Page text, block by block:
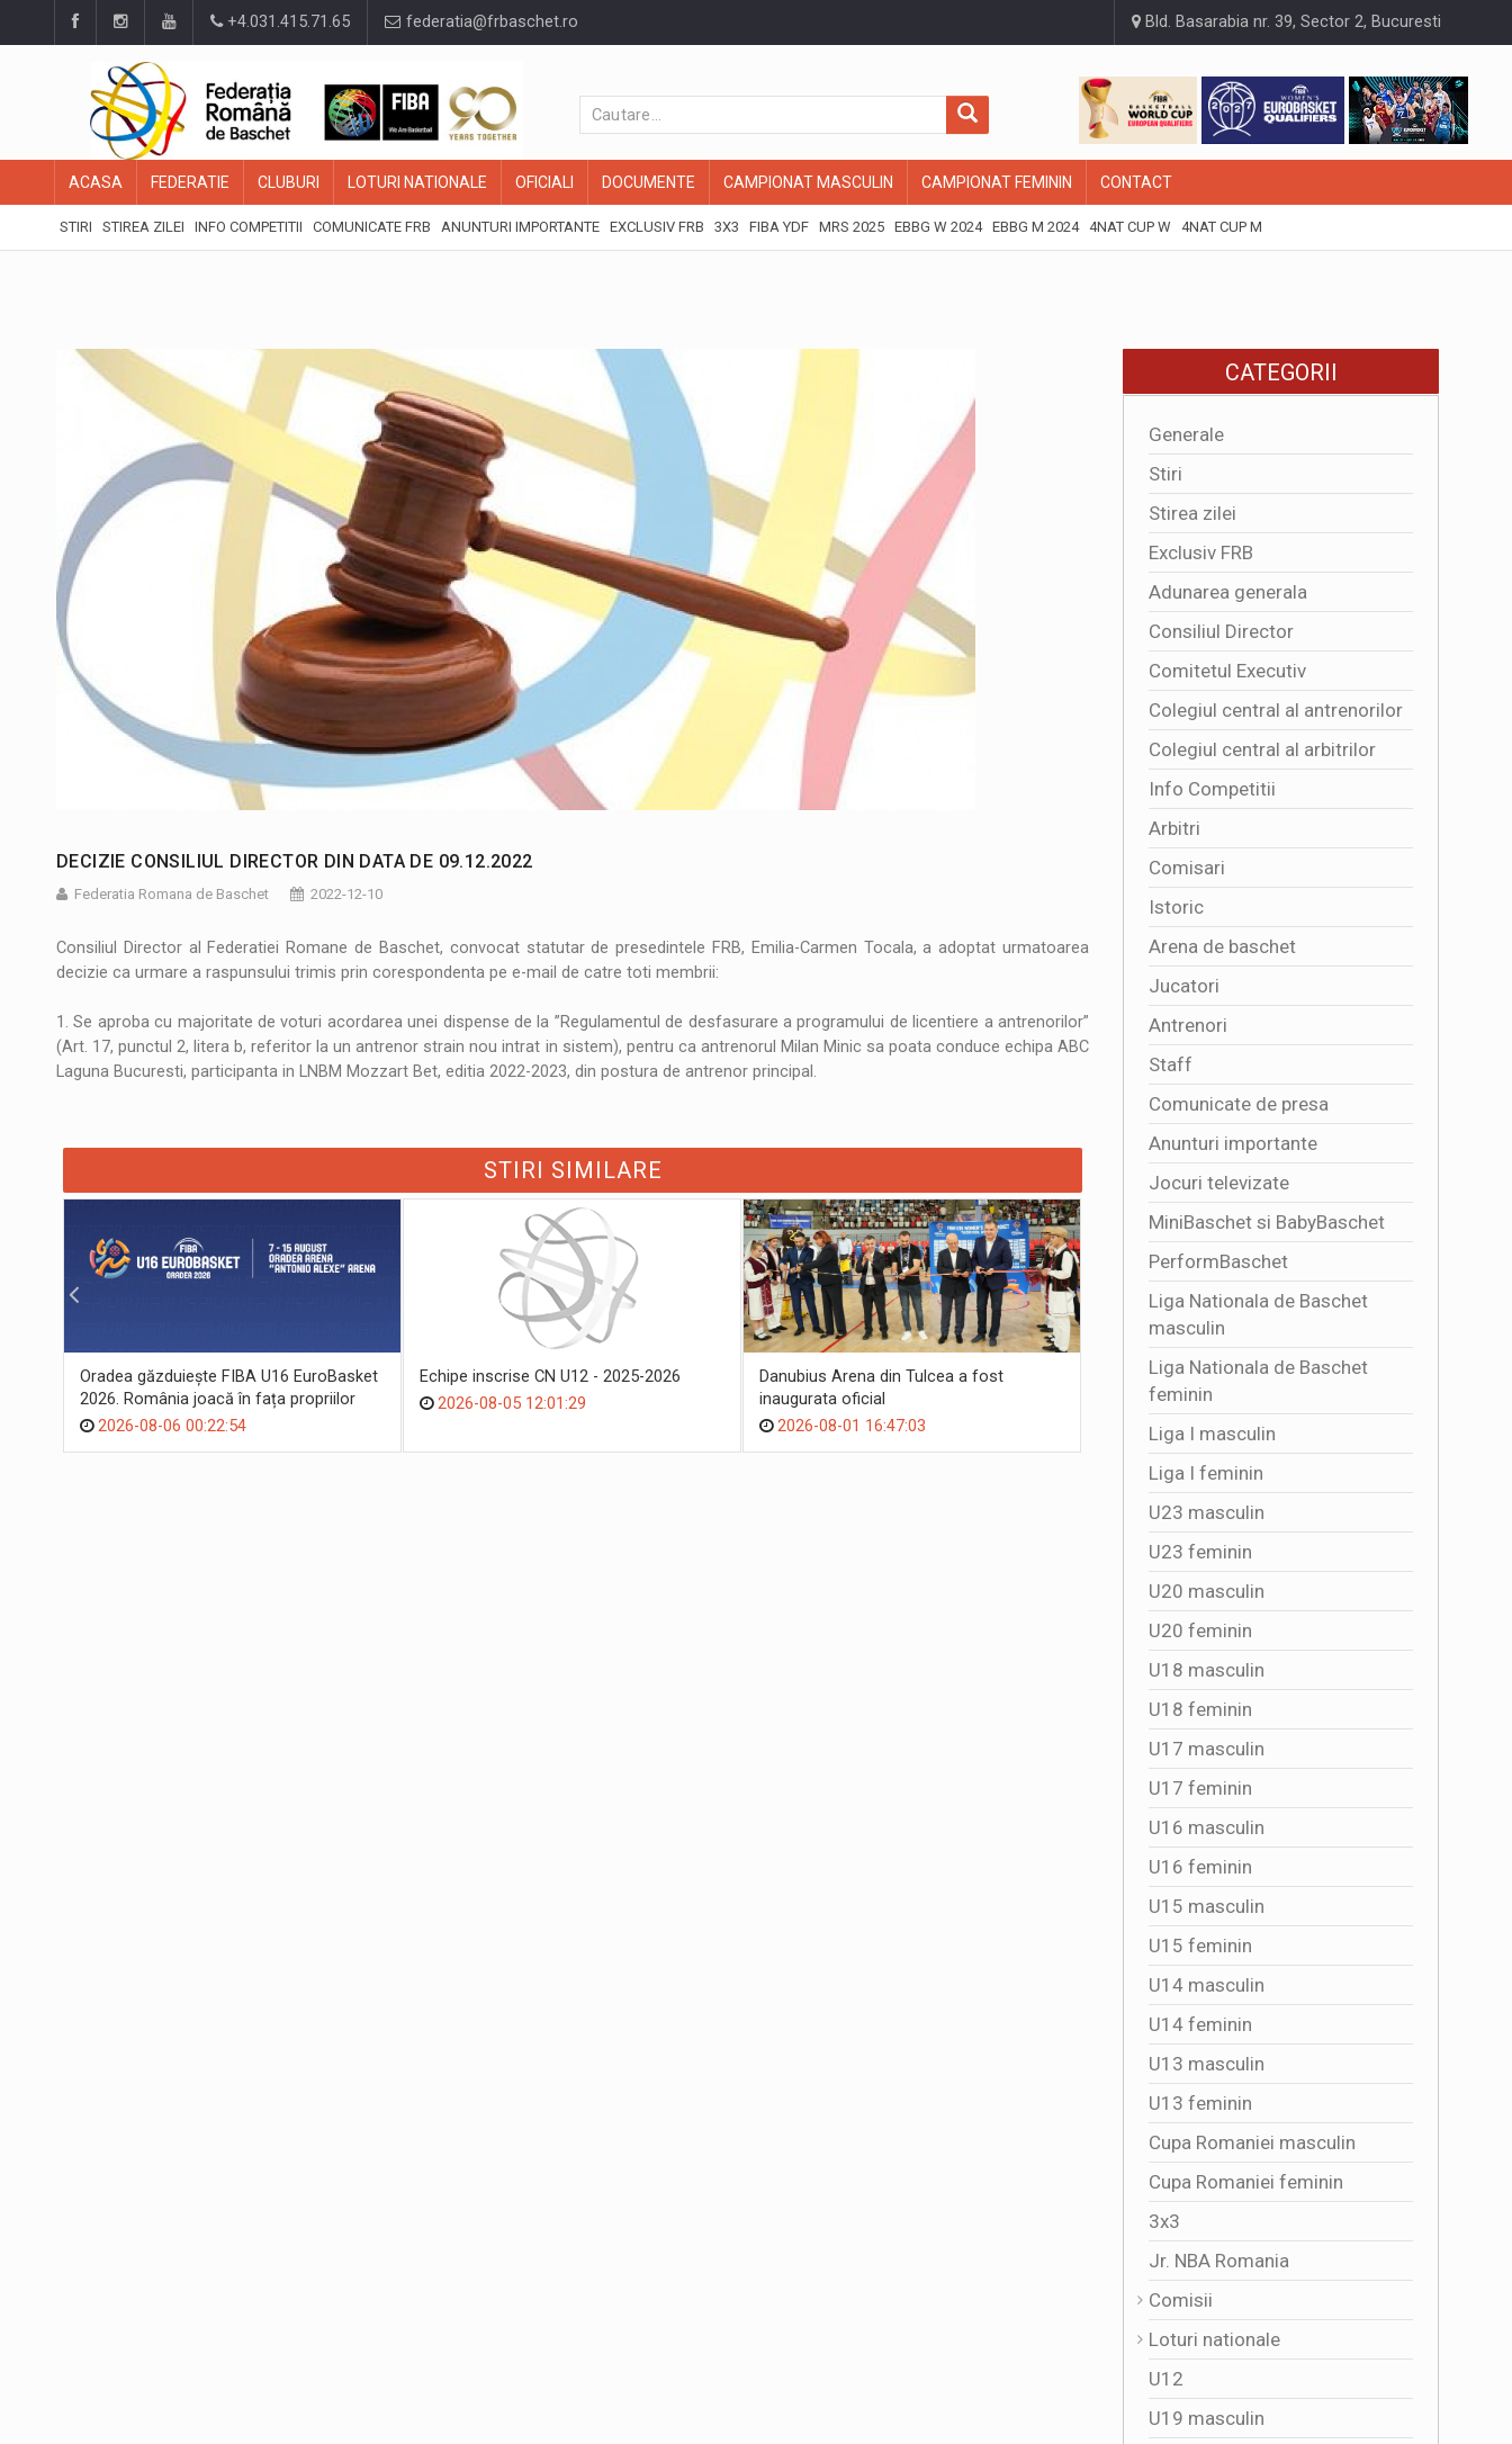
+4.031.415.71.65 federatia@frbaschet.ro Bld. Basarabia nr. 39, Sector 2, Bucuresti
ACASA FEDERATIE CLUBURI LOTURI NATIONALE OFICIALI DOCUMENTE CAMPIONAT MASCULIN CAMPIONAT FEMININ CONTACT
STIRI STIREA ZILEI INFO COMPETITII COMUNICATE FRB ANUNTURI IMPORTANTE EXCLUSIV FRB 3X3 FIBA YDF MRS 2025 EBBG W 2024 EBBG M 2024 4NAT CUP W 4NAT CUP M
DECIZIE CONSILIUL DIRECTOR DIN DATA DE 09.12.2022
Federatia Romana de Baschet 2022-12-10
Consiliul Director al Federatiei Romane de Baschet, convocat statutar de presedintele FRB, Emilia-Carmen Tocala, a adoptat urmatoarea
decizie ca urmare a raspunsului trimis prin corespondenta pe e-mail de catre toti membrii:
1. Se aproba cu majoritate de voturi acordarea unei dispense de la ”Regulamentul de desfasurare a programului de licentiere a antrenorilor”
(Art. 17, punctul 2, litera b, referitor la un antrenor strain nou intrat in sistem), pentru ca antrenorul Milan Minic sa poata conduce echipa ABC
Laguna Bucuresti, participanta in LNBM Mozzart Bet, editia 2022-2023, din postura de antrenor principal.
STIRI SIMILARE
Oradea găzduiește FIBA U16 EuroBasket
2026. România joacă în fața propriilor
suporteri
2026-08-06 00:22:54
Echipe inscrise CN U12 - 2025-2026
2026-08-05 12:01:29
Danubius Arena din Tulcea a fost
inaugurata oficial
2026-08-01 16:47:03
4341 DE SPECTATORI ALATURI DE
TRICOLORE
2026-08-01 16:50:01
CATEGORII
Generale
Stiri
Stirea zilei
Exclusiv FRB
Adunarea generala
Consiliul Director
Comitetul Executiv
Colegiul central al antrenorilor
Colegiul central al arbitrilor
Info Competitii
Arbitri
Comisari
Istoric
Arena de baschet
Jucatori
Antrenori
Staff
Comunicate de presa
Anunturi importante
Jocuri televizate
MiniBaschet si BabyBaschet
PerformBaschet
Liga Nationala de Baschet
masculin
Liga Nationala de Baschet
feminin
Liga I masculin
Liga I feminin
U23 masculin
U23 feminin
U20 masculin
U20 feminin
U18 masculin
U18 feminin
U17 masculin
U17 feminin
U16 masculin
U16 feminin
U15 masculin
U15 feminin
U14 masculin
U14 feminin
U13 masculin
U13 feminin
Cupa Romaniei masculin
Cupa Romaniei feminin
3x3
Jr. NBA Romania
Comisii
Loturi nationale
U12
U19 masculin